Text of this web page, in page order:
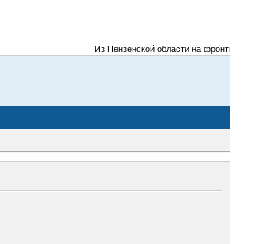
Из Пензенской области на фронты